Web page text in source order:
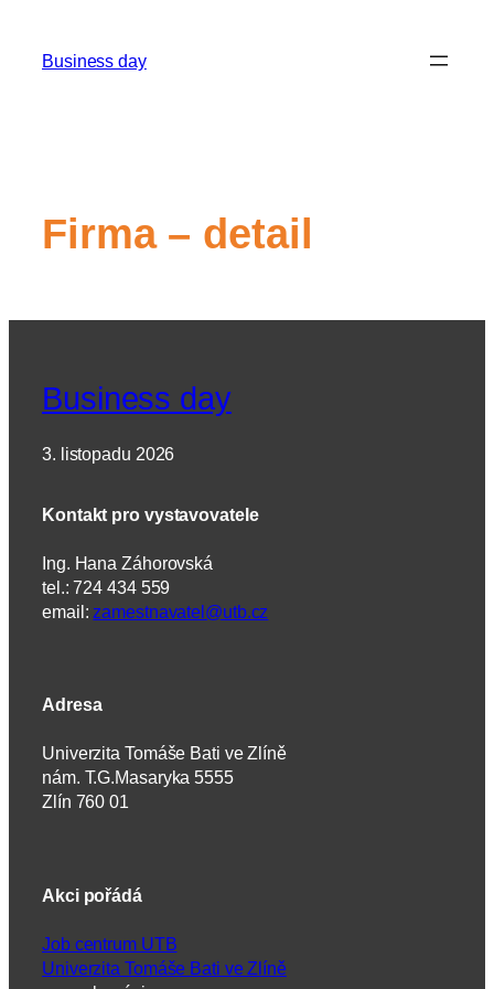
obsahBusiness day
Firma – detail
Business day
3. listopadu 2026
Kontakt pro vystavovatele
Ing. Hana Záhorovská
tel.: 724 434 559
email: zamestnavatel@utb.cz
Adresa
Univerzita Tomáše Bati ve Zlíně
nám. T.G.Masaryka 5555
Zlín 760 01
Akci pořádá
Job centrum UTB
Univerzita Tomáše Bati ve Zlíně